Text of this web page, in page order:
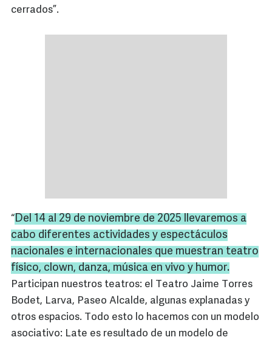
cerrados”.
“Del 14 al 29 de noviembre de 2025 llevaremos a
cabo diferentes actividades y espectáculos
nacionales e internacionales que muestran teatro
físico, clown, danza, música en vivo y humor.
Participan nuestros teatros: el Teatro Jaime Torres
Bodet, Larva, Paseo Alcalde, algunas explanadas y
otros espacios. Todo esto lo hacemos con un modelo
asociativo: Late es resultado de un modelo de